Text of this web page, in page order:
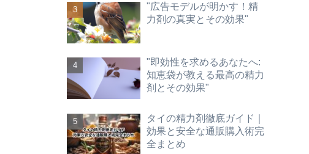
"広告モデルが明かす！精
力剤の真実とその効果"
"即効性を求めるあなたへ:
知恵袋が教える最高の精力
剤とその効果"
タイの精力剤徹底ガイド｜
効果と安全な通販購入術完
全まとめ